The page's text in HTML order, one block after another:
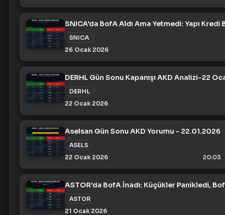
SNICA'da BofA Aldı Ama Yetmedi: Yapı Kredi
SNICA
26 Ocak 2026
DERHL Gün Sonu Kapanışı AKD Analizi-22
DERHL
22 Ocak 2026
Aselsan Gün Sonu AKD Yorumu - 22.01.2026
ASELS
22 Ocak 2026
20:03
ASTOR'da BofA İnadı: Küçükler Panikledi,
ASTOR
21 Ocak 2026